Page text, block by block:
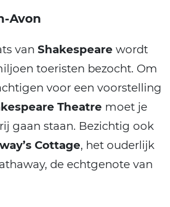
Avon
van Shakespeare wordt
toeristen bezocht. Om
voor een voorstelling
Theatre moet je
gaan staan. Bezichtig ook
Cottage, het ouderlijk
de echtgenote van